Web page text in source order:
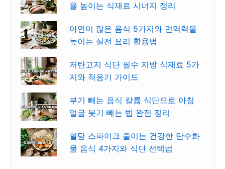
율 높이는 식재료 시너지 정리
아연이 많은 음식 5가지와 면역력을
높이는 실전 요리 활용법
저탄고지 식단 필수 지방 식재료 5가
지와 적응기 가이드
부기 빼는 음식 칼륨 식단으로 아침
얼굴 붓기 빼는 법 완전 정리
혈당 스파이크 줄이는 건강한 탄수화
물 음식 4가지와 식단 선택법